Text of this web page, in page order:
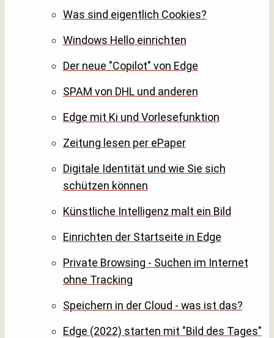
Was sind eigentlich Cookies?
Windows Hello einrichten
Der neue "Copilot" von Edge
SPAM von DHL und anderen
Edge mit Ki und Vorlesefunktion
Zeitung lesen per ePaper
Digitale Identität und wie Sie sich
schützen können
Künstliche Intelligenz malt ein Bild
Einrichten der Startseite in Edge
Private Browsing - Suchen im Internet
ohne Tracking
Speichern in der Cloud - was ist das?
Edge (2022) starten mit "Bild des Tages"